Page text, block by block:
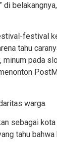
festival
tahu
, minum pada
warga.
sebagai
tahu